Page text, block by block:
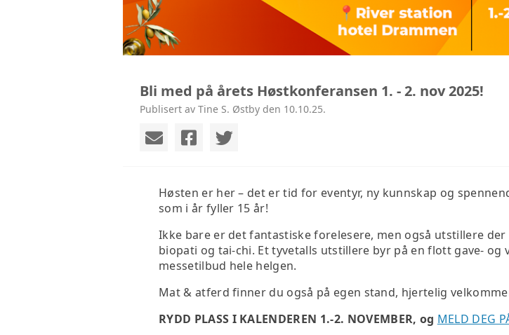
Bli med på årets Høstkonferansen 1. - 2. nov 2025!
Publisert av Tine S. Østby den 10.10.25.
Høsten er her – det er tid for eventyr, ny kunnskap og
som i år fyller 15 år!
Ikke bare er det fantastiske forelesere, men også utstillere
biopati og tai-chi. Et tyvetalls utstillere byr på en flott gave-
messetilbud hele helgen.
Mat & atferd finner du også på egen stand, hjertelig
RYDD PLASS I KALENDEREN 1.-2. NOVEMBER, og MELD DEG